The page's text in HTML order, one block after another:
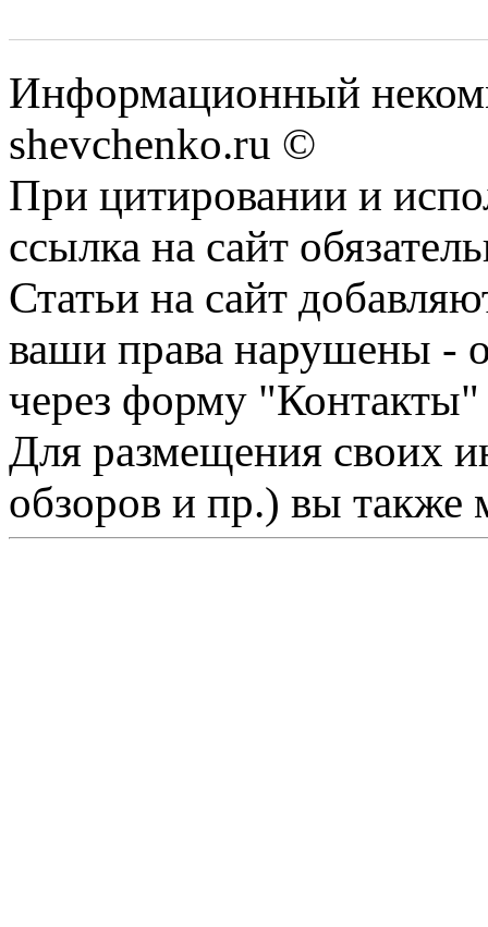
Информационный
shevchenko.ru ©
При цитировании и
ссылка на сайт
Статьи на сайт
ваши права нарушены -
через форму "Контакты"
Для размещения своих
обзоров и пр.) вы также